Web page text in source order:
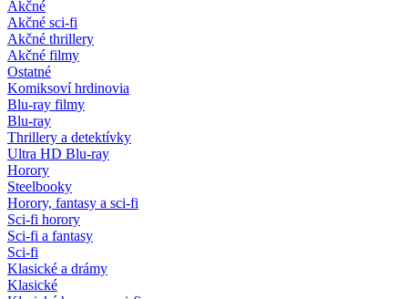
Akčné
Akčné sci-fi
Akčné thrillery
Akčné filmy
Ostatné
Komiksoví hrdinovia
Blu-ray filmy
Blu-ray
Thrillery a detektívky
Ultra HD Blu-ray
Horory
Steelbooky
Horory, fantasy a sci-fi
Sci-fi horory
Sci-fi a fantasy
Sci-fi
Klasické a drámy
Klasické